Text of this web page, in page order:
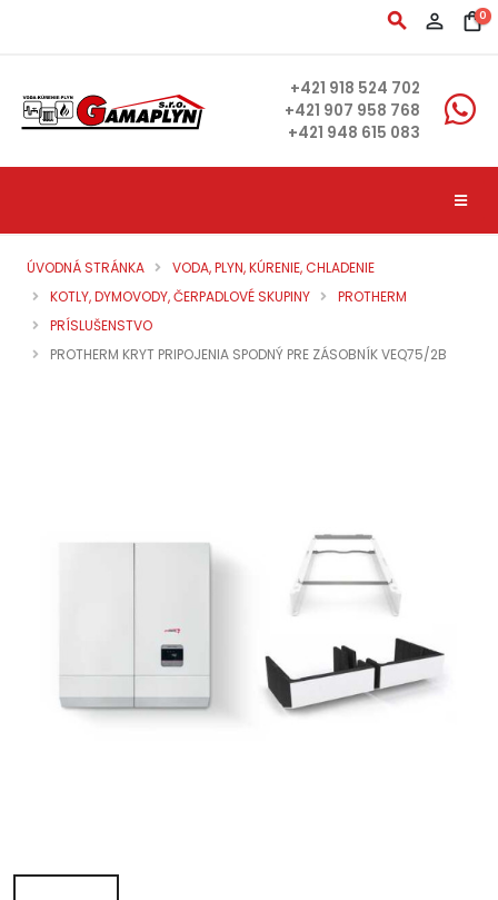
search person_outline shopping_bag0
+421 918 524 702
+421 907 958 768
+421 948 615 083
ÚVODNÁ STRÁNKA
VODA, PLYN, KÚRENIE, CHLADENIE
KOTLY, DYMOVODY, ČERPADLOVÉ SKUPINY
PROTHERM
PRÍSLUŠENSTVO
PROTHERM KRYT PRIPOJENIA SPODNÝ PRE ZÁSOBNÍK VEQ75/2B